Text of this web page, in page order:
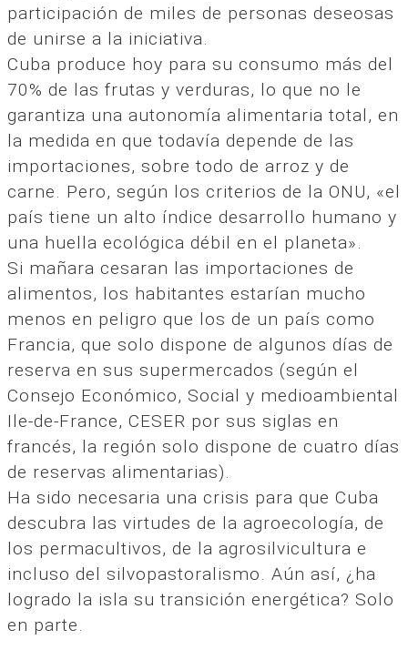
participación de miles de personas deseosas
de unirse a la iniciativa.
Cuba produce hoy para su consumo más del
70% de las frutas y verduras, lo que no le
garantiza una autonomía alimentaria total, en
la medida en que todavía depende de las
importaciones, sobre todo de arroz y de
carne. Pero, según los criterios de la ONU, «el
país tiene un alto índice desarrollo humano y
una huella ecológica débil en el planeta».
Si mañara cesaran las importaciones de
alimentos, los habitantes estarían mucho
menos en peligro que los de un país como
Francia, que solo dispone de algunos días de
reserva en sus supermercados (según el
Consejo Económico, Social y medioambiental
Ile-de-France, CESER por sus siglas en
francés, la región solo dispone de cuatro días
de reservas alimentarias).
Ha sido necesaria una crisis para que Cuba
descubra las virtudes de la agroecología, de
los permacultivos, de la agrosilvicultura e
incluso del silvopastoralismo. Aún así, ¿ha
logrado la isla su transición energética? Solo
en parte.